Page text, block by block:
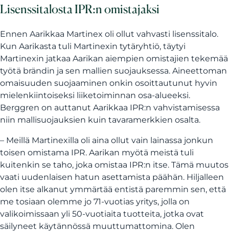
Lisenssitalosta IPR:n omistajaksi
Ennen Aarikkaa Martinex oli ollut vahvasti lisenssitalo.
Kun Aarikasta tuli Martinexin tytäryhtiö, täytyi
Martinexin jatkaa Aarikan aiempien omistajien tekemää
työtä brändin ja sen mallien suojauksessa. Aineettoman
omaisuuden suojaaminen onkin osoittautunut hyvin
mielenkiintoiseksi liiketoiminnan osa-alueeksi.
Berggren on auttanut Aarikkaa IPR:n vahvistamisessa
niin mallisuojauksien kuin tavaramerkkien osalta.
– Meillä Martinexilla oli aina ollut vain lainassa jonkun
toisen omistama IPR. Aarikan myötä meistä tuli
kuitenkin se taho, joka omistaa IPR:n itse. Tämä muutos
vaati uudenlaisen hatun asettamista päähän. Hiljalleen
olen itse alkanut ymmärtää entistä paremmin sen, että
me tosiaan olemme jo 71-vuotias yritys, jolla on
valikoimissaan yli 50-vuotiaita tuotteita, jotka ovat
säilyneet käytännössä muuttumattomina. Olen